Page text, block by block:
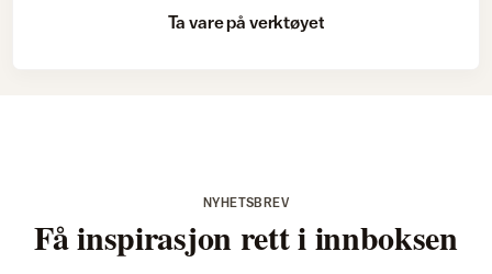
Ta vare på verktøyet
NYHETSBREV
Få inspirasjon rett i innboksen